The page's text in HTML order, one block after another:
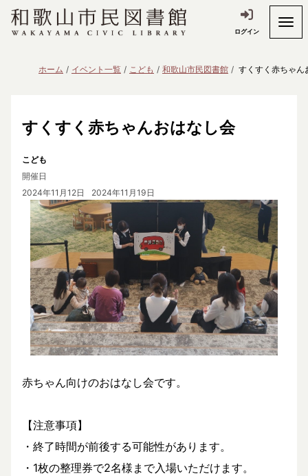
ログイン
ホーム イベント一覧 こども 和歌山市民図書館 すくすく赤ちゃん
すくすく赤ちゃんおはなし会
こども
開催日
2024年11月12日
2024年11月19日
赤ちゃん向けのおはなし会です。
【注意事項】
・終了時間が前後する可能性があります。
・1枚の整理券で2名様まで入場いただけます。